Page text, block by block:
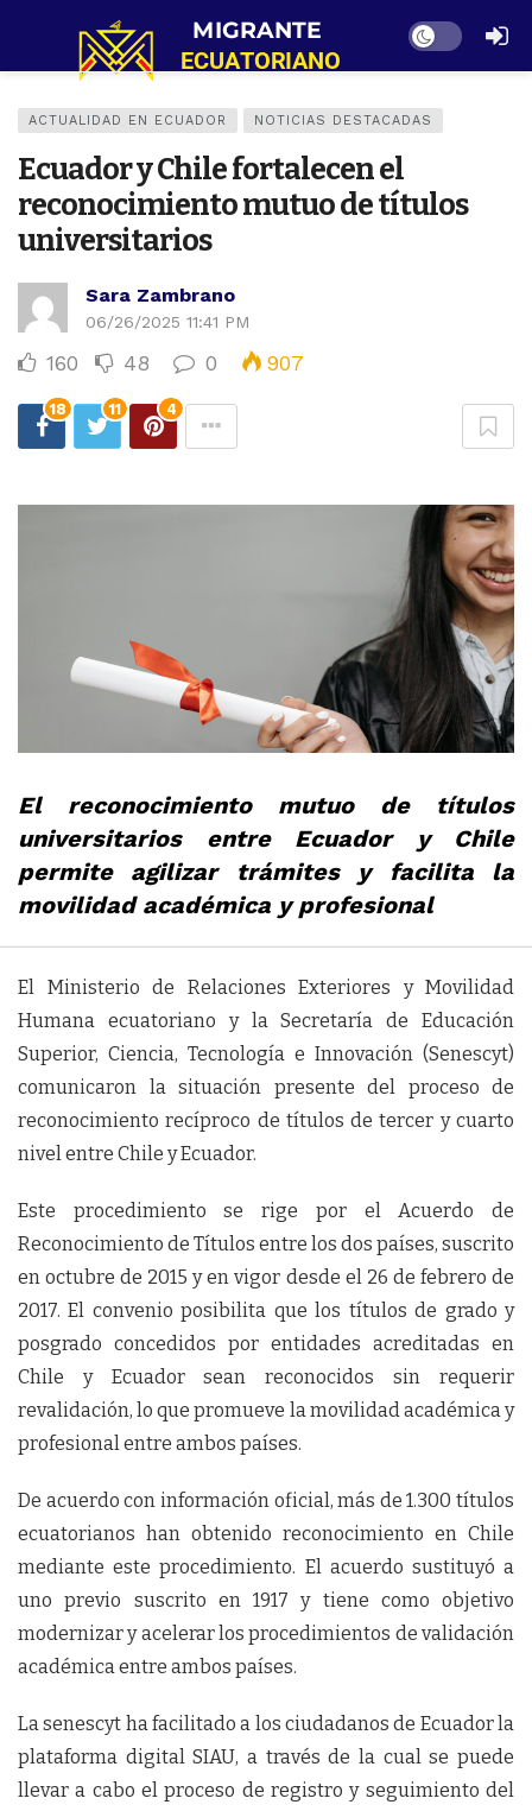
Dark mode
ACTUALIDAD EN ECUADOR NOTICIAS DESTACADAS
Ecuador y Chile fortalecen el
reconocimiento mutuo de títulos
universitarios
Sara Zambrano
06/26/2025 11:41 PM
160 48 0 907
18 11 4
El reconocimiento mutuo de títulos
universitarios entre Ecuador y Chile
permite agilizar trámites y facilita la
movilidad académica y profesional
El Ministerio de Relaciones Exteriores y Movilidad
Humana ecuatoriano y la Secretaría de Educación
Superior, Ciencia, Tecnología e Innovación (Senescyt)
comunicaron la situación presente del proceso de
reconocimiento recíproco de títulos de tercer y cuarto
nivel entre Chile y Ecuador.
Este procedimiento se rige por el Acuerdo de
Reconocimiento de Títulos entre los dos países, suscrito
en octubre de 2015 y en vigor desde el 26 de febrero de
2017. El convenio posibilita que los títulos de grado y
posgrado concedidos por entidades acreditadas en
Chile y Ecuador sean reconocidos sin requerir
revalidación, lo que promueve la movilidad académica y
profesional entre ambos países.
De acuerdo con información oficial, más de 1.300 títulos
ecuatorianos han obtenido reconocimiento en Chile
mediante este procedimiento. El acuerdo sustituyó a
uno previo suscrito en 1917 y tiene como objetivo
modernizar y acelerar los procedimientos de validación
académica entre ambos países.
La senescyt ha facilitado a los ciudadanos de Ecuador la
plataforma digital SIAU, a través de la cual se puede
llevar a cabo el proceso de registro y seguimiento del